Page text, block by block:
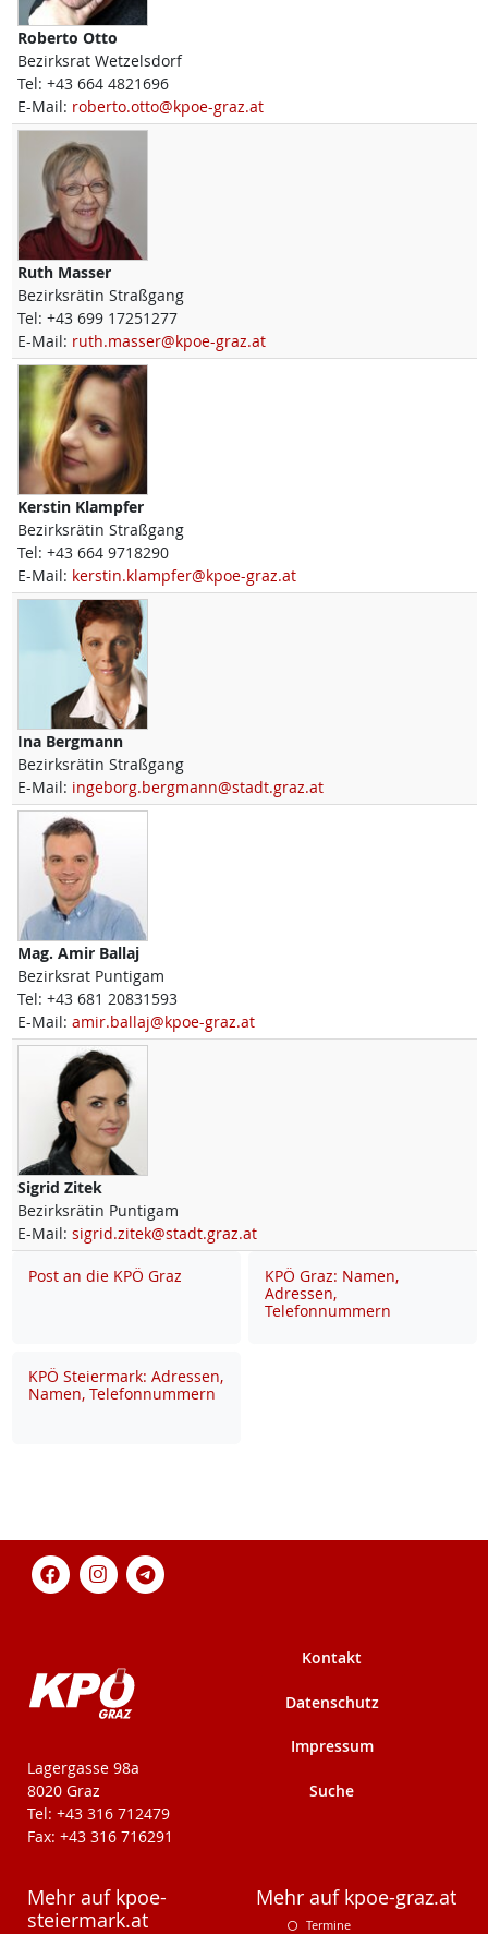
Roberto Otto
Bezirksrat Wetzelsdorf
Tel: +43 664 4821696
E-Mail: roberto.otto@kpoe-graz.at
Ruth Masser
Bezirksrätin Straßgang
Tel: +43 699 17251277
E-Mail: ruth.masser@kpoe-graz.at
Kerstin Klampfer
Bezirksrätin Straßgang
Tel: +43 664 9718290
E-Mail: kerstin.klampfer@kpoe-graz.at
Ina Bergmann
Bezirksrätin Straßgang
E-Mail: ingeborg.bergmann@stadt.graz.at
Mag. Amir Ballaj
Bezirksrat Puntigam
Tel: +43 681 20831593
E-Mail: amir.ballaj@kpoe-graz.at
Sigrid Zitek
Bezirksrätin Puntigam
E-Mail: sigrid.zitek@stadt.graz.at
Post an die KPÖ Graz
KPÖ Graz: Namen,
Adressen,
Telefonnummern
KPÖ Steiermark: Adressen,
Namen, Telefonnummern
KPÖ-Steiermark
Lagergasse 98a
8020 Graz
Tel: +43 316 712479
Fax: +43 316 716291
Kontakt
Datenschutz
Impressum
Suche
Mehr auf kpoe-
steiermark.at
Mehr auf kpoe-graz.at
Termine